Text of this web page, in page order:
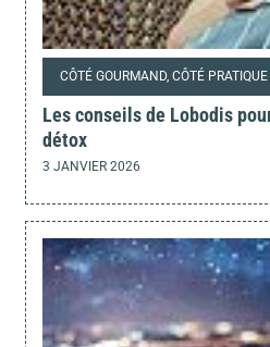
CÔTÉ GOURMAND, CÔTÉ PRATIQUE
Les conseils de Lobodis
détox
3 JANVIER 2026